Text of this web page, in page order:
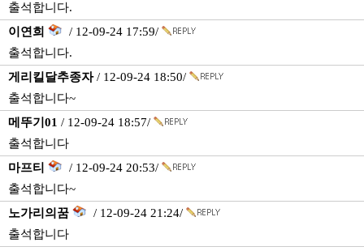
출석합니다.
이연희
/ 12-09-24 17:59/
출석합니다.
게리킬달추종자/ 12-09-24 18:50/
출석합니다~
메뚜기01 / 12-09-24 18:57/
출석합니다
마프티
/ 12-09-24 20:53/
출석합니다~
노가리의꿈
/ 12-09-24 21:24/
출석합니다